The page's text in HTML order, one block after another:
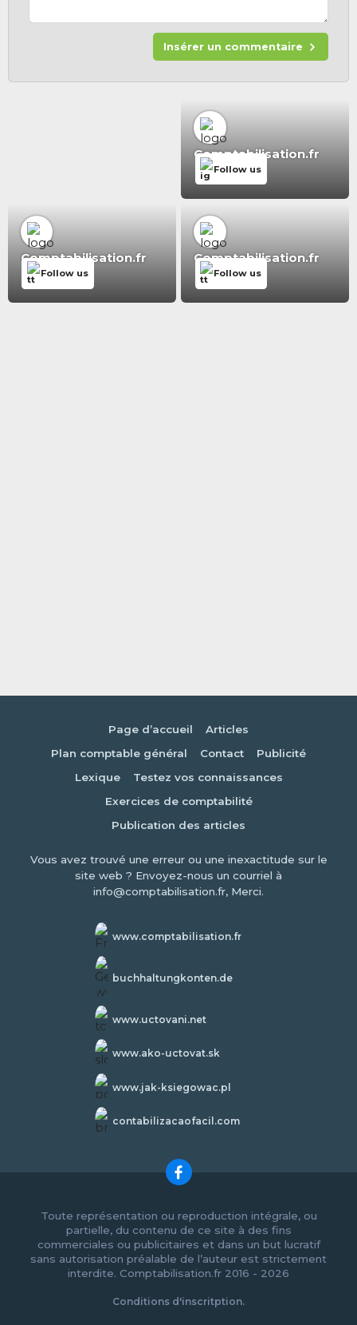
Insérer un commentaire
Comptabilisation.fr
Follow us
Comptabilisation.fr
Follow us
Comptabilisation.fr
Follow us
Page d’accueil
Articles
Plan comptable général
Contact
Publicité
Lexique
Testez vos connaissances
Exercices de comptabilité
Publication des articles
Vous avez trouvé une erreur ou une inexactitude sur le
site web ? Envoyez-nous un courriel à
info@comptabilisation.fr, Merci.
www.comptabilisation.fr
buchhaltungkonten.de
www.uctovani.net
www.ako-uctovat.sk
www.jak-ksiegowac.pl
contabilizacaofacil.com
Toute représentation ou reproduction intégrale, ou
partielle, du contenu de ce site à des fins
commerciales ou publicitaires et dans un but lucratif
sans autorisation préalable de l’auteur est strictement
interdite. Comptabilisation.fr 2016 - 2026
Conditions d'inscritption.